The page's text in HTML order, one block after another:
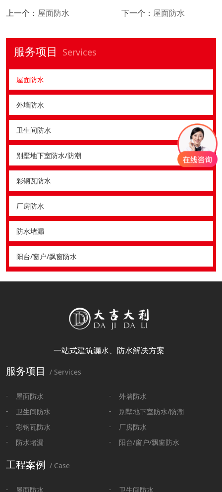
上一个： 屋面防水 下一个： 屋面防水
服务项目 Services
屋面防水
外墙防水
卫生间防水
别墅地下室防水/防潮
彩钢瓦防水
厂房防水
防水堵漏
阳台/窗户/飘窗防水
一站式建筑漏水、防水解决方案
服务项目 / Services
屋面防水
外墙防水
卫生间防水
别墅地下室防水/防潮
彩钢瓦防水
厂房防水
防水堵漏
阳台/窗户/飘窗防水
工程案例 / Case
屋面防水 卫生间防水